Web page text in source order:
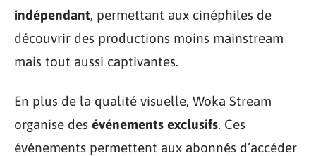
indépendant, permettant aux cinéphiles de
découvrir des productions moins mainstream
mais tout aussi captivantes.
En plus de la qualité visuelle, Woka Stream
organise des événements exclusifs. Ces
événements permettent aux abonnés d’accéder